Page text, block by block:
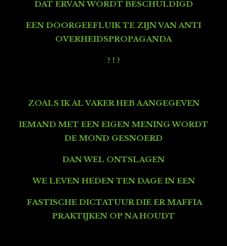
DAT ERVAN WORDT BESCHULDIGD
EEN DOORGEEFLUIK TE ZIJN VAN ANTI
OVERHEIDSPROPAGANDA
? ! ?
ZOALS IK AL VAKER HEB AANGEGEVEN
IEMAND MET EEN EIGEN MENING WORDT
DE MOND GESNOERD
DAN WEL ONTSLAGEN
WE LEVEN HEDEN TEN DAGE IN EEN
FASTISCHE DICTATUUR DIE ER MAFFIA
PRAKTIJKEN OP NA HOUDT